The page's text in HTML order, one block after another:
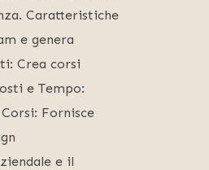
Caratteristiche
e genera
Crea corsi
e Tempo:
Fornisce
e il